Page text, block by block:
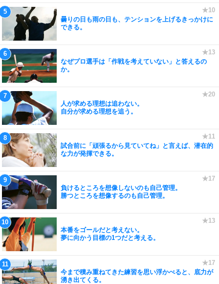
曇りの日も雨の日も、テンションを上げるきっかけに
できる。
なぜプロ選手は「作戦を考えていない」と答えるの
か。
人が求める理想は追わない。
自分が求める理想を追う。
試合前に「頑張るから見ていてね」と言えば、潜在的
な力が発揮できる。
負けるところを想像しないのも自己管理。
勝つところを想像するのも自己管理。
本番をゴールだと考えない。
夢に向かう目標の1つだと考える。
今まで積み重ねてきた練習を思い浮かべると、底力が
湧き出てくる。